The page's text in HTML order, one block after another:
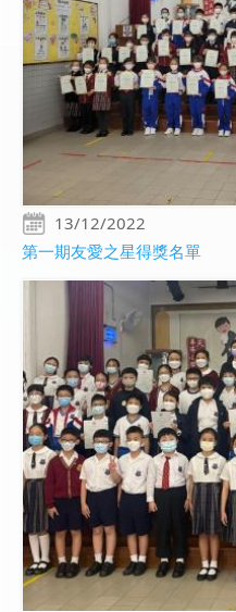
13/12/2022
第一期友愛之星得獎名單